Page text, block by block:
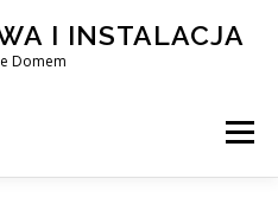
I INSTALACJA
Domem
Menu